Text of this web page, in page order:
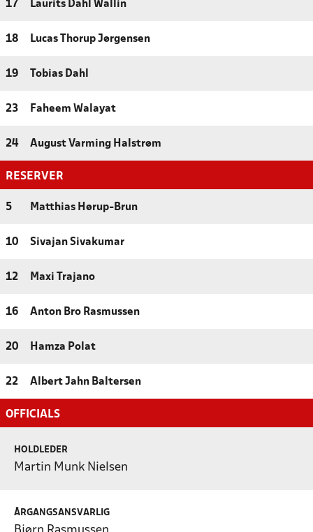
17 Laurits Dahl Wallin
18 Lucas Thorup Jørgensen
19 Tobias Dahl
23 Faheem Walayat
24 August Varming Halstrøm
RESERVER
5 Matthias Hørup-Brun
10 Sivajan Sivakumar
12 Maxi Trajano
16 Anton Bro Rasmussen
20 Hamza Polat
22 Albert Jahn Baltersen
OFFICIALS
HOLDLEDER
Martin Munk Nielsen
ÅRGANGSANSVARLIG